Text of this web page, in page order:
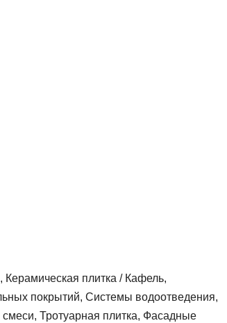
плитка / Кафель,
покрытий, Системы водоотведения,
Тротуарная плитка, Фасадные